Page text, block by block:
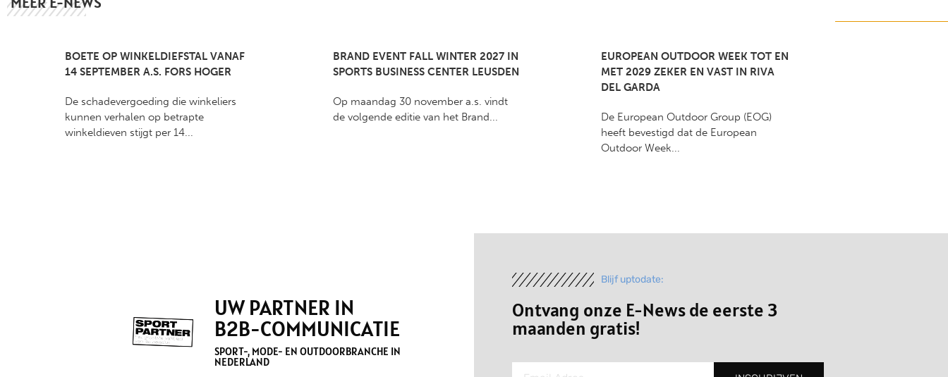
BOETE OP WINKELDIEFSTAL VANAF
14 SEPTEMBER A.S. FORS HOGER
De schadevergoeding die winkeliers
kunnen verhalen op betrapte
winkeldieven stijgt per 14...
BRAND EVENT FALL WINTER 2027 IN
SPORTS BUSINESS CENTER LEUSDEN
Op maandag 30 november a.s. vindt
de volgende editie van het Brand...
EUROPEAN OUTDOOR WEEK TOT EN
MET 2029 ZEKER EN VAST IN RIVA
DEL GARDA
De European Outdoor Group (EOG)
heeft bevestigd dat de European
Outdoor Week...
UW PARTNER IN
B2B-COMMUNICATIE
SPORT-, MODE- EN OUTDOORBRANCHE IN
NEDERLAND
Blijf uptodate:
Ontvang onze E-News de eerste 3
maanden gratis!